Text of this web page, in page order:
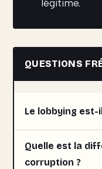
légitime.
QUESTIONS
Le lobbying est-
Quelle est la
corruption ?